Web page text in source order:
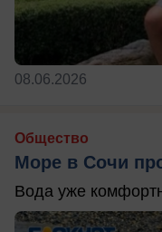
08.06.2026
Общество
Море в Сочи
Вода уже